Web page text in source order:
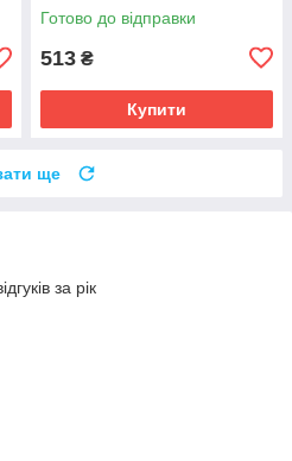
Готово до відправки
513 ₴
Купити
ще
за рік